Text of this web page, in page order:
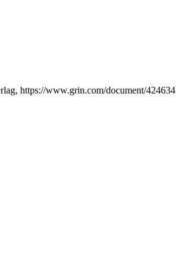
https://www.grin.com/document/424634